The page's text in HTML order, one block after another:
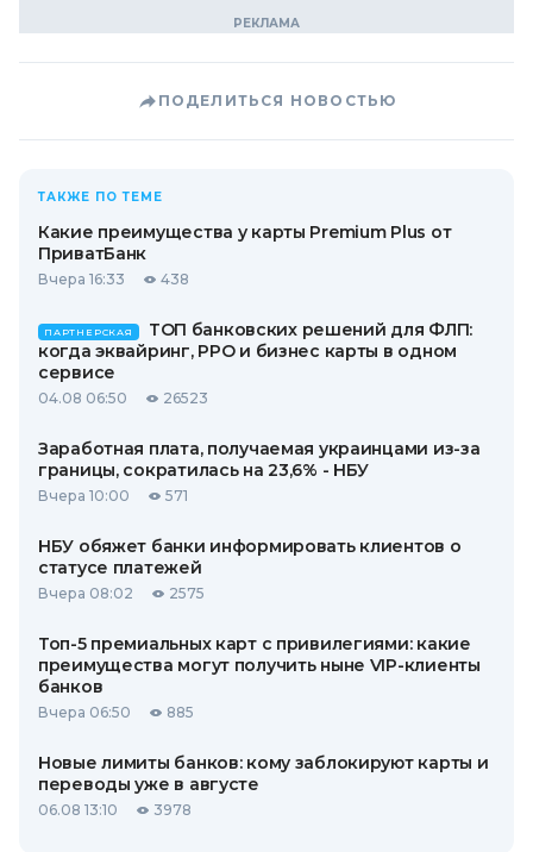
ПОДЕЛИТЬСЯ НОВОСТЬЮ
ТАКЖЕ ПО ТЕМЕ
Какие преимущества у карты Premium Plus от
ПриватБанк
Вчера 16:33 438
ПАРТНЕРСКАЯ
ТОП банковских решений для ФЛП:
когда эквайринг, РРО и бизнес карты в одном
сервисе
04.08 06:50 26523
Заработная плата, получаемая украинцами из-за
границы, сократилась на 23,6% - НБУ
Вчера 10:00 571
НБУ обяжет банки информировать клиентов о
статусе платежей
Вчера 08:02 2575
Топ-5 премиальных карт с привилегиями: какие
преимущества могут получить ныне VIP-клиенты
банков
Вчера 06:50 885
Новые лимиты банков: кому заблокируют карты и
переводы уже в августе
06.08 13:10 3978